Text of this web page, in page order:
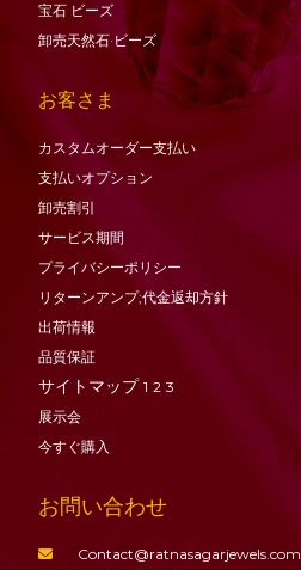
宝石 ビーズ
卸売天然石·ビーズ
お客さま
カスタムオーダー支払い
支払いオプション
卸売割引
サービス期間
プライバシーポリシー
リターンアンプ;代金返却方針
出荷情報
品質保証
サイトマップ 1 2 3
展示会
今すぐ購入
お問い合わせ
Contact@ratnasagarjewels.com